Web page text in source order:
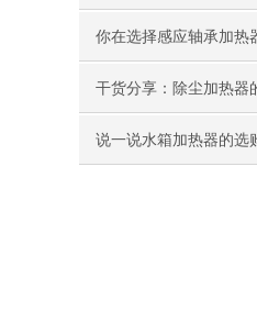
全，工业加热优选
你在选择感应轴承加热
困惑吗？
干货分享：除尘加热器
说一说水箱加热器的选